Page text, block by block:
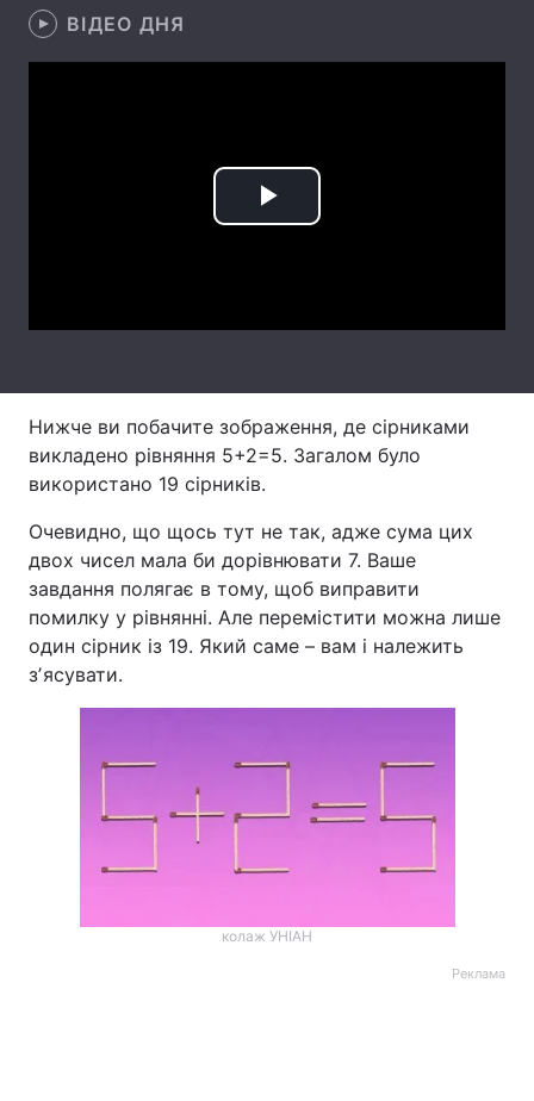
Статті
Думки
Контакти
Тема оформлення
ВІДЕО ДНЯ
Play
Нижче ви побачите зображення, де сірниками
викладено рівняння 5+2=5. Загалом було
використано 19 сірників.
Очевидно, що щось тут не так, адже сума цих
двох чисел мала би дорівнювати 7. Ваше
завдання полягає в тому, щоб виправити
помилку у рівнянні. Але перемістити можна лише
один сірник із 19. Який саме – вам і належить
зʼясувати.
колаж УНІАН
Реклама